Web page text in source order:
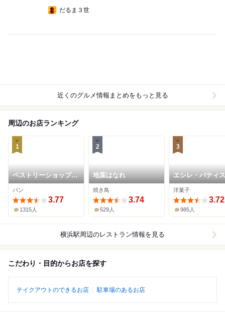
だるま３世
近くのグルメ情報まとめをもっと見る
周辺のお店ランキング
1
ペストリーショップ
ドーレ (横浜ベイシェ
ラトン ホテル&タワー
ズ)
パン
3.77
1315人
2
地葉はなれ
焼き鳥
3.74
529人
3
エシレ・パティ
オ ブール 横浜高
店
洋菓子
3.72
985人
横浜駅周辺のレストラン情報を見る
こだわり・目的からお店を探す
テイクアウトのできるお店 駐車場のあるお店